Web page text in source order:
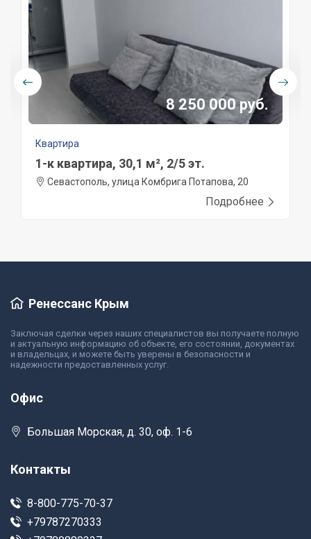
8 250 000 руб.
Квартира
1-к квартира, 30,1 м², 2/5 эт.
Севастополь, улица Комбрига Потапова, 20
Подробнее
Ренессанс Крым
Заключая сделки через наших специалистов вы получаете полную
и актуальную информацию об объекте, его состоянии, документах
и владельцах, и можете быть уверены в безопасности и
надежности предоставленных услуг.
Офис
Большая Морская, д. 30, оф. 1-6
Контакты
8-800-775-70-37
+79787270333